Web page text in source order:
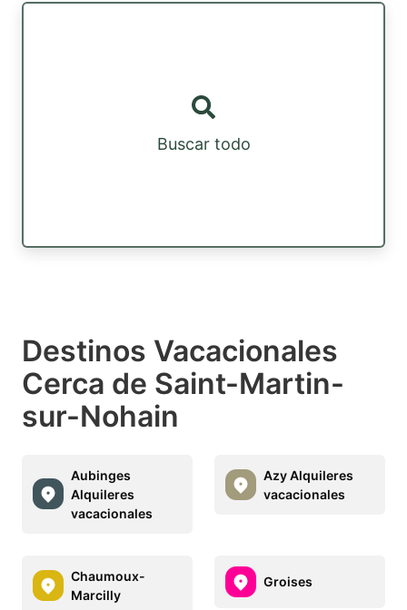
Buscar todo
Destinos Vacacionales
Cerca de Saint-Martin-
sur-Nohain
Aubinges
Alquileres
vacacionales
Azy Alquileres
vacacionales
Chaumoux-
Marcilly
Groises